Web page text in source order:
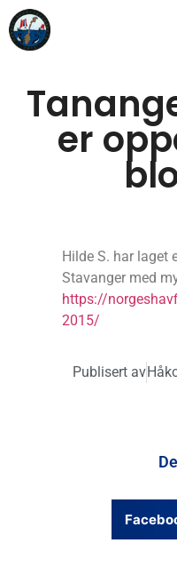
er
Hilde S. har laget
Stavanger med
https://
2015/
Publisert av